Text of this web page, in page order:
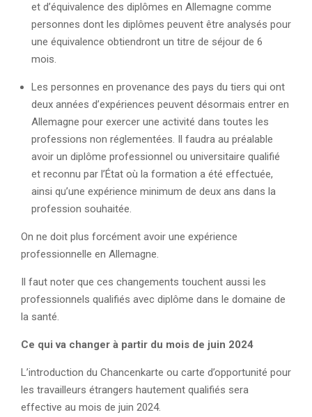
et d’équivalence des diplômes en Allemagne comme
personnes dont les diplômes peuvent être analysés pour
une équivalence obtiendront un titre de séjour de 6
mois.
Les personnes en provenance des pays du tiers qui ont
deux années d’expériences peuvent désormais entrer en
Allemagne pour exercer une activité dans toutes les
professions non réglementées. Il faudra au préalable
avoir un diplôme professionnel ou universitaire qualifié
et reconnu par l’État où la formation a été effectuée,
ainsi qu’une expérience minimum de deux ans dans la
profession souhaitée.
On ne doit plus forcément avoir une expérience
professionnelle en Allemagne.
Il faut noter que ces changements touchent aussi les
professionnels qualifiés avec diplôme dans le domaine de
la santé.
Ce qui va changer à partir du mois de juin 2024
L’introduction du Chancenkarte ou carte d’opportunité pour
les travailleurs étrangers hautement qualifiés sera
effective au mois de juin 2024.